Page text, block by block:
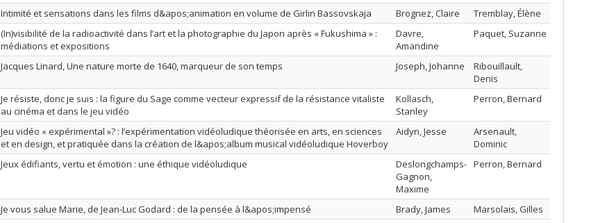
Intimité et sensations dans les films d&apos;animation en volume de Girlin Bassovskaja Brognez, Claire
Tremblay, Élène
(In)visibilité de la radioactivité dans l’art et la photographie du Japon après « Fukushima » :
médiations et expositions
Davre,
Amandine
Paquet, Suzanne
Jacques Linard, Une nature morte de 1640, marqueur de son temps Joseph, Johanne
Ribouillault,
Denis
Je résiste, donc je suis : la figure du Sage comme vecteur expressif de la résistance vitaliste
au cinéma et dans le jeu vidéo
Kollasch,
Stanley
Perron, Bernard
Jeu vidéo « expérimental »? : l’expérimentation vidéoludique théorisée en arts, en sciences
et en design, et pratiquée dans la création de l&apos;album musical vidéoludique Hoverboy
Aidyn, Jesse
Arsenault,
Dominic
Jeux édifiants, vertu et émotion : une éthique vidéoludique
Deslongchamps-
Gagnon,
Maxime
Perron, Bernard
Je vous salue Marie, de Jean-Luc Godard : de la pensée à l&apos;impensé Brady, James
Marsolais, Gilles